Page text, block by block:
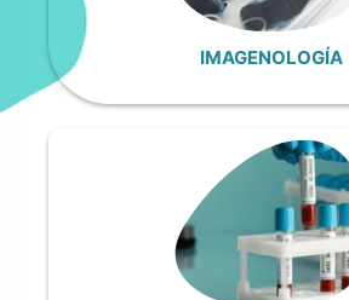
IMAGENOLOGÍA